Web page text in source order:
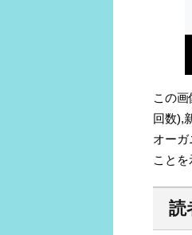
この
回数),
オー
ことを
読